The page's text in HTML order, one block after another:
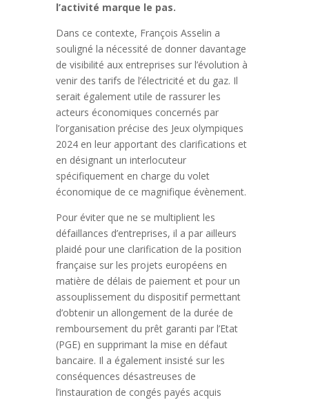
l’activité marque le pas.
Dans ce contexte, François Asselin a
souligné la nécessité de donner davantage
de visibilité aux entreprises sur l’évolution à
venir des tarifs de l’électricité et du gaz. Il
serait également utile de rassurer les
acteurs économiques concernés par
l’organisation précise des Jeux olympiques
2024 en leur apportant des clarifications et
en désignant un interlocuteur
spécifiquement en charge du volet
économique de ce magnifique évènement.
Pour éviter que ne se multiplient les
défaillances d’entreprises, il a par ailleurs
plaidé pour une clarification de la position
française sur les projets européens en
matière de délais de paiement et pour un
assouplissement du dispositif permettant
d’obtenir un allongement de la durée de
remboursement du prêt garanti par l’Etat
(PGE) en supprimant la mise en défaut
bancaire. Il a également insisté sur les
conséquences désastreuses de
l’instauration de congés payés acquis